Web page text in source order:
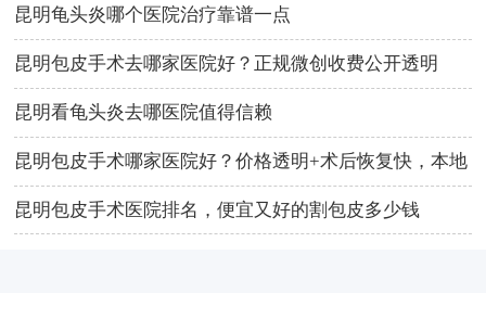
昆明龟头炎哪个医院治疗靠谱一点
昆明包皮手术去哪家医院好？正规微创收费公开透明
昆明看龟头炎去哪医院值得信赖
昆明包皮手术哪家医院好？价格透明+术后恢复快，本地
人推荐这家！
昆明包皮手术医院排名，便宜又好的割包皮多少钱